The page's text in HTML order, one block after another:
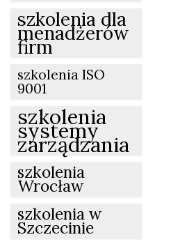
szkolenia dla
menadżerów
firm
szkolenia ISO
9001
szkolenia
systemy
zarządzania
szkolenia
Wrocław
szkolenia w
Szczecinie